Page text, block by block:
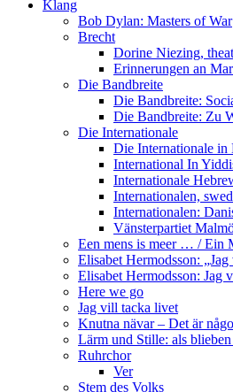
Klang
Bob Dylan: Masters of War
Brecht
Dorine Niezing,
Erinnerungen an
Die Bandbreite
Die Bandbreite:
Die Bandbreite: Zu
Die Internationale
Die Internationale in
International In
Internationale
Internationalen,
Internationalen:
Vänsterpartiet
Een mens is meer … / Ein
Elisabet Hermodsson:
Elisabet Hermodsson: Jag
Here we go
Jag vill tacka livet
Knutna nävar – Det är
Lärm und Stille: als
Ruhrchor
Ver
Stem des Volks